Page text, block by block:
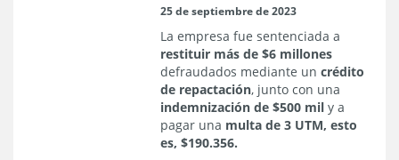
25 de septiembre de 2023
La empresa fue sentenciada a
restituir más de $6 millones
defraudados mediante un crédito
de repactación, junto con una
indemnización de $500 mil y a
pagar una multa de 3 UTM, esto
es, $190.356.